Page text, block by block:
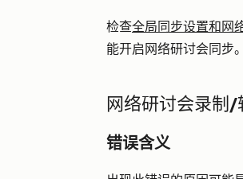
检查全局同步设置和网
能开启网络研讨会同步
网络研讨会录制/
错误含义